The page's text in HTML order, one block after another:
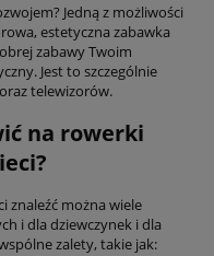
Jedną z możliwości
estetyczna zabawka
zabawy Twoim
Jest to szczególnie
telewizorów.
na rowerki
znaleźć można wiele
i dla dziewczynek i dla
zalety, takie jak: